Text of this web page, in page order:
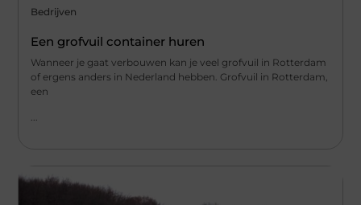
Bedrijven
Een grofvuil container huren
Wanneer je gaat verbouwen kan je veel grofvuil in Rotterdam
of ergens anders in Nederland hebben. Grofvuil in Rotterdam,
een
...